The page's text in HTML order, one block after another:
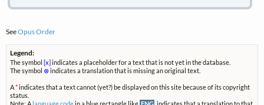
SeeOpus Order
Legend:
The symbol[x]indicates a placeholder for a text that is not yet in the database.
The symbol ⊗indicates a translation that is missing an original text.
A*indicates that a text cannot (yet?) be displayed on this site because of its copyright
status.
Note: A language codein a blue rectangle like ENG indicates that a translation to that